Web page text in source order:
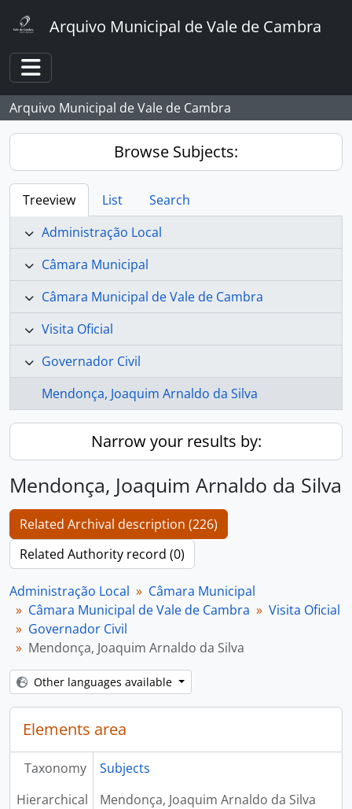
Arquivo Municipal de Vale de Cambra
Toggle navigation
Arquivo Municipal de Vale de Cambra
Browse Subjects:
Treeview List
Search
Administração Local
Câmara Municipal
Câmara Municipal de Vale de Cambra
Visita Oficial
Governador Civil
Mendonça, Joaquim Arnaldo da Silva
Narrow your results by:
Mendonça, Joaquim Arnaldo da Silva
Related Archival description (226)
Related Authority record (0)
Administração Local
Câmara Municipal
Câmara Municipal de Vale de Cambra
Visita Oficial
Governador Civil
Mendonça, Joaquim Arnaldo da Silva
Other languages available
Elements area
Taxonomy
Subjects
Hierarchical
Mendonça, Joaquim Arnaldo da Silva